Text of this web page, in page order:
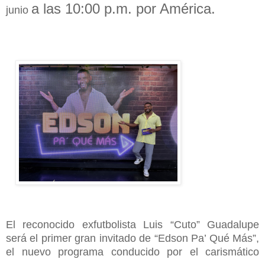
junio a las 10:00 p.m. por América.
El reconocido exfutbolista Luis “Cuto” Guadalupe
será el primer gran invitado de “Edson Pa’ Qué Más”,
el nuevo programa conducido por el carismático